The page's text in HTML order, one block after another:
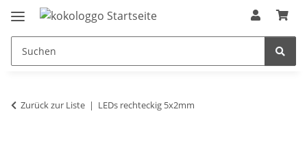
Zurück zur Liste LEDs rechteckig 5x2mm